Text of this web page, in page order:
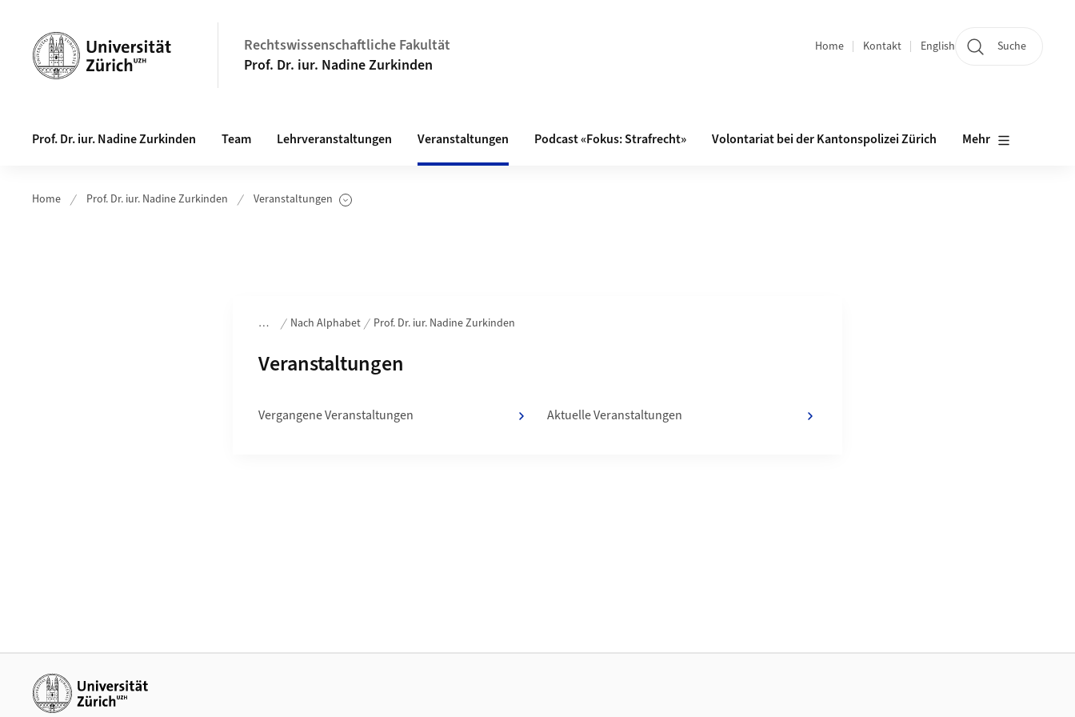
Rechtswissenschaftliche Fakultät
Prof. Dr. iur. Nadine Zurkinden
Bereichsnavigation
Home Kontakt English Suche
Prof. Dr. iur. Nadine Zurkinden Team Lehrveranstaltungen Veranstaltungen Podcast «Fokus: Strafrecht» Volontariat bei der Kantonspolizei Zürich Mehr
Home Prof. Dr. iur. Nadine Zurkinden Veranstaltungen
Unterseiten anzeigen
Nach Alphabet Prof. Dr. iur. Nadine Zurkinden
Unterseiten von
Veranstaltungen
Vergangene Veranstaltungen Aktuelle Veranstaltungen
Weiterführende Links